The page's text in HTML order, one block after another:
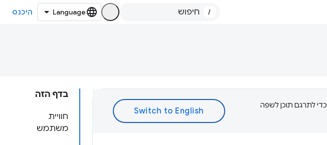
/ היכנס
בדף הזה
חוויית
משתמש
‫Google משתמשת בטכנולוגיית AI כדי לתרגם תוכן לשפה